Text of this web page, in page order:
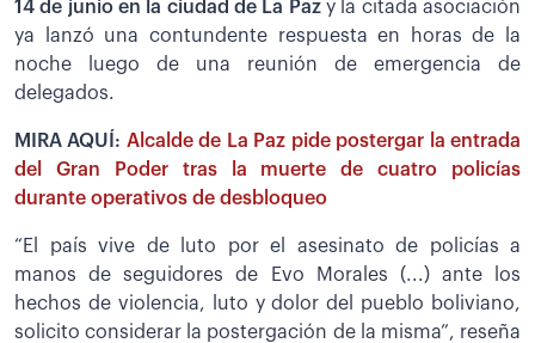
14 de junio en la ciudad de La Paz y la citada asociación
ya lanzó una contundente respuesta en horas de la
noche luego de una reunión de emergencia de
delegados.
MIRA AQUÍ: Alcalde de La Paz pide postergar la entrada
del Gran Poder tras la muerte de cuatro policías
durante operativos de desbloqueo
“El país vive de luto por el asesinato de policías a
manos de seguidores de Evo Morales (...) ante los
hechos de violencia, luto y dolor del pueblo boliviano,
solicito considerar la postergación de la misma”, reseña